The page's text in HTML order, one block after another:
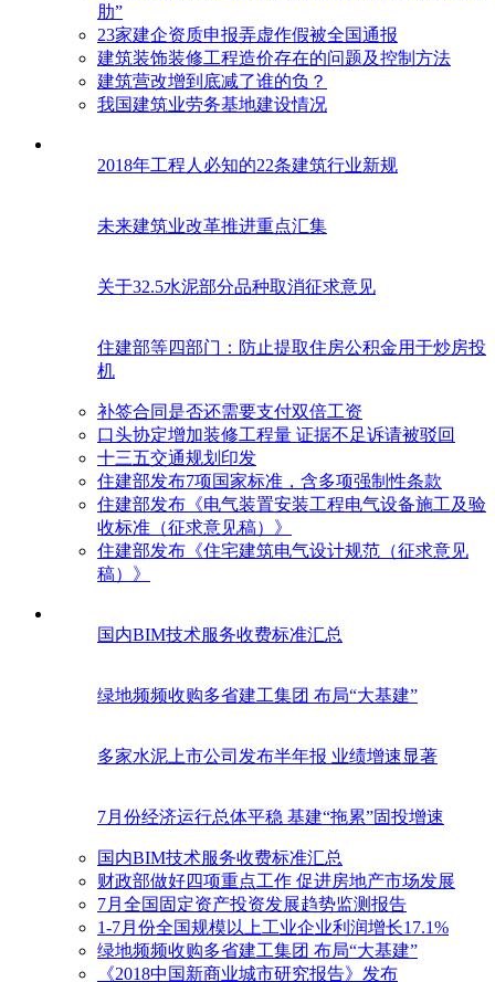
肋”
23家建企资质申报弄虚作假被全国通报
建筑装饰装修工程造价存在的问题及控制方法
建筑营改增到底减了谁的负？
我国建筑业劳务基地建设情况
2018年工程人必知的22条建筑行业新规
未来建筑业改革推进重点汇集
关于32.5水泥部分品种取消征求意见
住建部等四部门：防止提取住房公积金用于炒房投
机
补签合同是否还需要支付双倍工资
口头协定增加装修工程量 证据不足诉请被驳回
十三五交通规划印发
住建部发布7项国家标准，含多项强制性条款
住建部发布《电气装置安装工程电气设备施工及验
收标准（征求意见稿）》
住建部发布《住宅建筑电气设计规范（征求意见
稿）》
国内BIM技术服务收费标准汇总
绿地频频收购多省建工集团 布局“大基建”
多家水泥上市公司发布半年报 业绩增速显著
7月份经济运行总体平稳 基建“拖累”固投增速
国内BIM技术服务收费标准汇总
财政部做好四项重点工作 促进房地产市场发展
7月全国固定资产投资发展趋势监测报告
1-7月份全国规模以上工业企业利润增长17.1%
绿地频频收购多省建工集团 布局“大基建”
《2018中国新商业城市研究报告》发布